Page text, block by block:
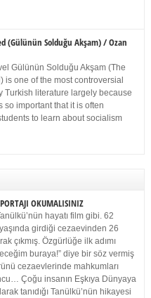
(Gülünün Solduğu Akşam) / Ozan
Gülünün Solduğu Akşam (The
is one of the most controversial
Turkish literature largely because
so important that it is often
to learn about socialism
OKUMALISINIZ
hayatı film gibi. 62
girdiği cezaevinden 26
çıkmış. Özgürlüğe ilk adımı
buraya!” diye bir söz vermiş
cezaevlerinde mahkumları
Çoğu insanın Eşkıya Dünyaya
tanıdığı Tanülkü’nün hikayesi